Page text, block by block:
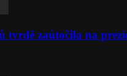
tvrdě zaútočila na